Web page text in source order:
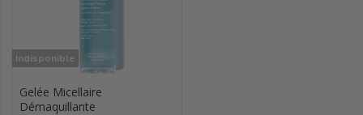
Indisponible
Gelée Micellaire
Démaquillante